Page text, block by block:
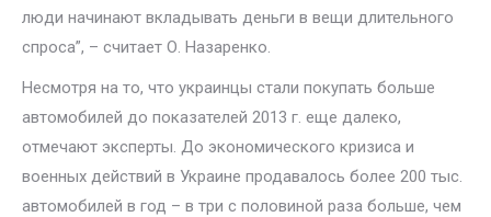
люди начинают вкладывать деньги в вещи длительного
спроса”, – считает О. Назаренко.
Несмотря на то, что украинцы стали покупать больше
автомобилей до показателей 2013 г. еще далеко,
отмечают эксперты. До экономического кризиса и
военных действий в Украине продавалось более 200 тыс.
автомобилей в год – в три с половиной раза больше, чем